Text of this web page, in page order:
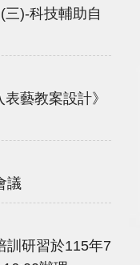
)-科技輔助自
藝教案設計》
議
訓研習於115年7